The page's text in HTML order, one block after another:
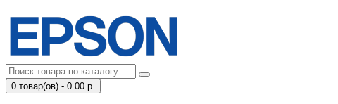
0 товар(ов) - 0.00 р.